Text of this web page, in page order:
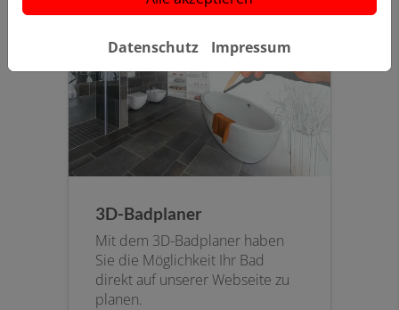
3D-Badplaner
Mit dem 3D-Badplaner haben
Sie die Möglichkeit Ihr Bad
direkt auf unserer Webseite zu
planen.
Datenschutz Impressum